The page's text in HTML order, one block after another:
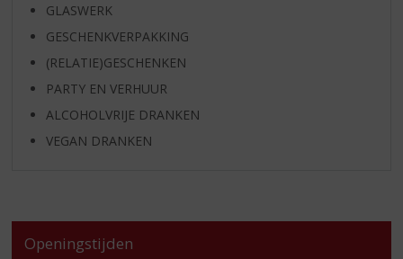
GLASWERK
GESCHENKVERPAKKING
(RELATIE)GESCHENKEN
PARTY EN VERHUUR
ALCOHOLVRIJE DRANKEN
VEGAN DRANKEN
Openingstijden